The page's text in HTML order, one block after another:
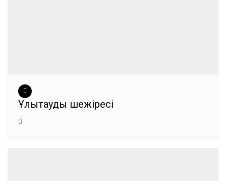
Ұлытаудың шежіресі